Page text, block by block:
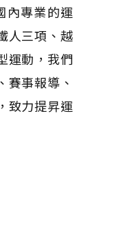
內專業的運
人三項、越
運動，我們
賽事報導、
致力提昇運